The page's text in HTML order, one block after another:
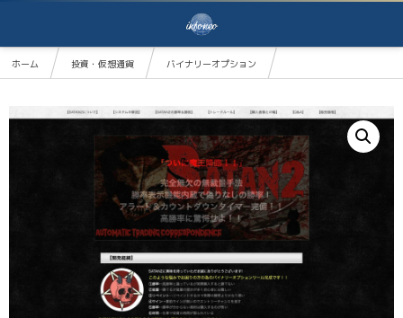
ホーム 投資・仮想通貨
バイナリーオプション